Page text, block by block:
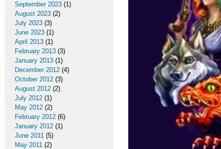
September 2023 (1)
August 2023 (2)
July 2023 (3)
June 2023 (1)
April 2013 (1)
February 2013 (3)
January 2013 (1)
December 2012 (4)
October 2012 (3)
August 2012 (2)
July 2012 (1)
May 2012 (2)
February 2012 (6)
January 2012 (1)
June 2011 (5)
May 2011 (2)